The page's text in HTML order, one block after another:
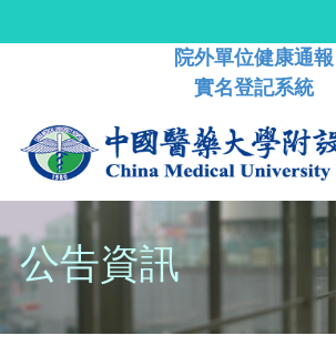
院外單位健康通報
實名登記系統
公告資訊